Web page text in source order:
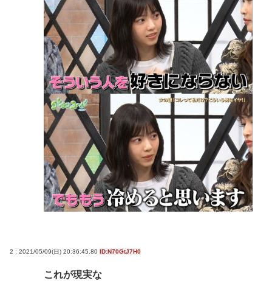
チック症のゆうぽん、久々に見たらめっちゃ悪化し
てた…
Powered by livedoor 相互RSS
2 : 2021/05/09(日) 20:36:45.80 ID:N70GtJ7H0
これが現実な